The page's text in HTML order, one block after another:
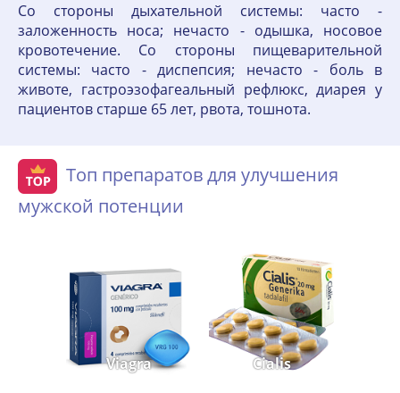
Со стороны дыхательной системы: часто -
заложенность носа; нечасто - одышка, носовое
кровотечение. Со стороны пищеварительной
системы: часто - диспепсия; нечасто - боль в
животе, гастроэзофагеальный рефлюкс, диарея у
пациентов старше 65 лет, рвота, тошнота.
Топ препаратов для улучшения
мужской потенции
Viagra Cialis